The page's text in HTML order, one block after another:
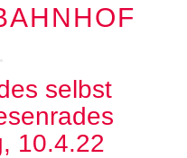
selbst
10.4.22